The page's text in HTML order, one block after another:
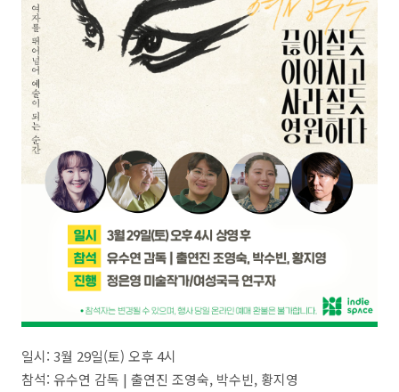
일시: 3월 29일(토) 오후 4시
참석: 유수연 감독 | 출연진 조영숙, 박수빈, 황지영